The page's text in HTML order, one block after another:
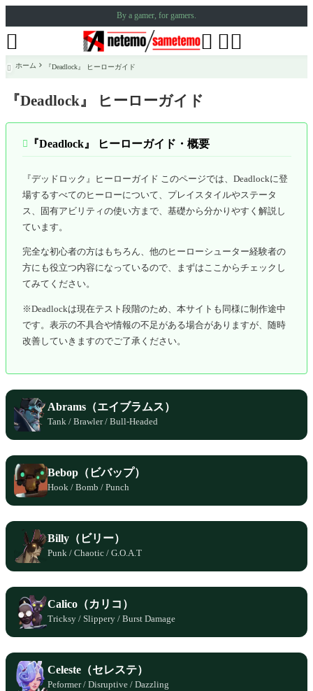
By a gamer, for gamers.
 

 ホーム 『Deadlock』 ヒーローガイド
『Deadlock』 ヒーローガイド
 『Deadlock』 ヒーローガイド・概要
『デッドロック』ヒーローガイド このページでは、Deadlockに登
場するすべてのヒーローについて、プレイスタイルやステータ
ス、固有アビリティの使い方まで、基礎から分かりやすく解説し
ています。
完全な初心者の方はもちろん、他のヒーローシューター経験者の
方にも役立つ内容になっているので、まずはここからチェックし
てみてください。
※Deadlockは現在テスト段階のため、本サイトも同様に制作途中
です。表示の不具合や情報の不足がある場合がありますが、随時
改善していきますのでご了承ください。
Abrams（エイブラムス）
Tank / Brawler / Bull-Headed
Bebop（ビバップ）
Hook / Bomb / Punch
Billy（ビリー）
Punk / Chaotic / G.O.A.T
Calico（カリコ）
Tricksy / Slippery / Burst Damage
Celeste（セレステ）
Peformer / Disruptive / Dazzling